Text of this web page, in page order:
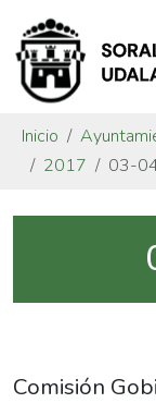
Inicio
2017
03-
Comisión